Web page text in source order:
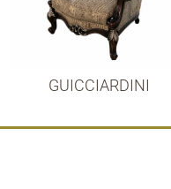
GUICCIARDINI